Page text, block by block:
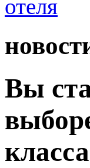
Вы